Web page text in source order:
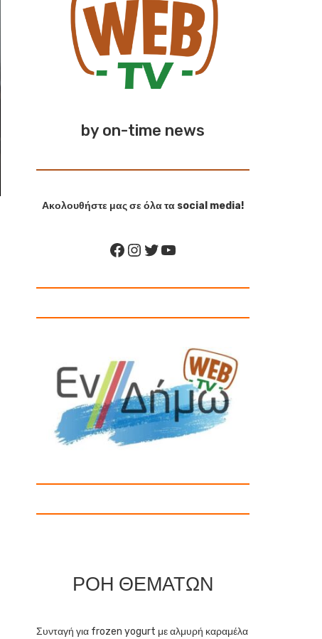
by on-time news
Ακολουθήστε μας σε όλα τα social media!
ΡΟΗ ΘΕΜΑΤΩΝ
Συνταγή για frozen yogurt με αλμυρή καραμέλα